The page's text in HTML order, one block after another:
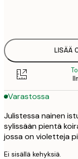
LISÄÄ
Varastossa
Julistessa nainen
sylissään pientä
jossa on violetteja
Ei sisällä kehyksiä.